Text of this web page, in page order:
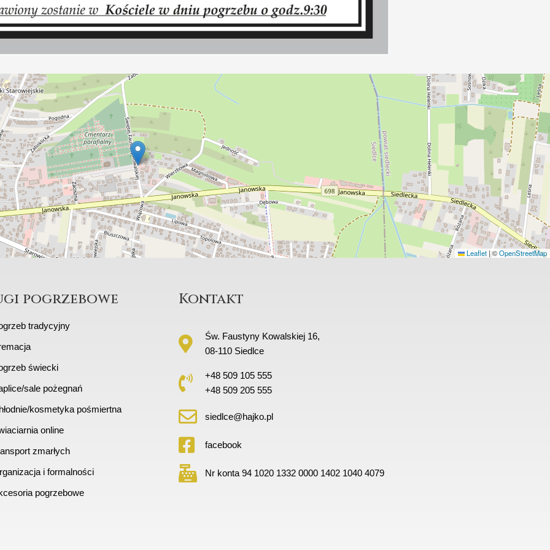
Leaflet |©OpenStreetMap
pogrzebowe
tradycyjny
świecki
sale pożegnań
kosmetyka pośmiertna
online
zmarłych
i formalności
pogrzebowe
Kontakt
Św. Faustyny Kowalskiej 16,
08-110 Siedlce
+48 509 105 555
+48 509 205 555
siedlce@hajko.pl
facebook
Nr konta 94 1020 1332 0000 1402 1040 4079